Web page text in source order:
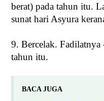
berat) pada tahun itu.
sunat hari Asyura
9. Bercelak. Fadilatnya
tahun itu.
BACA JUGA